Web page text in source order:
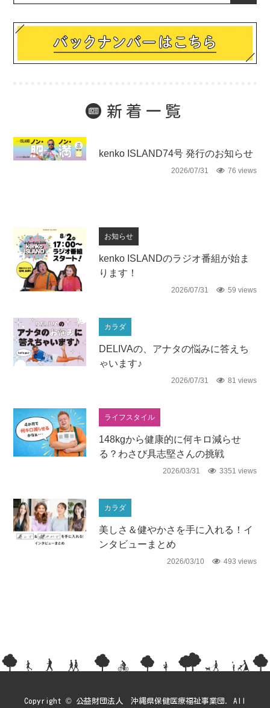
新着一覧
kenko ISLAND74号 発行のお知らせ
2026/07/31 76 views
お知らせ
kenko ISLANDのラジオ番組が始ま
ります！
2026/07/31 59 views
カラダ
DELIVAの、アナタの悩みに答えち
ゃいます♪
2026/07/31 81 views
ライフスタイル
148kgから健康的に何キロ減らせ
る？わさび具志堅さんの挑戦
2026/03/31 3351 views
カラダ
美しさ＆健やかさを手に入れる！イ
ンタビューまとめ
2026/03/10 493 views
Copyright © 公益財団法人 沖縄県保健医療福祉事業団. All